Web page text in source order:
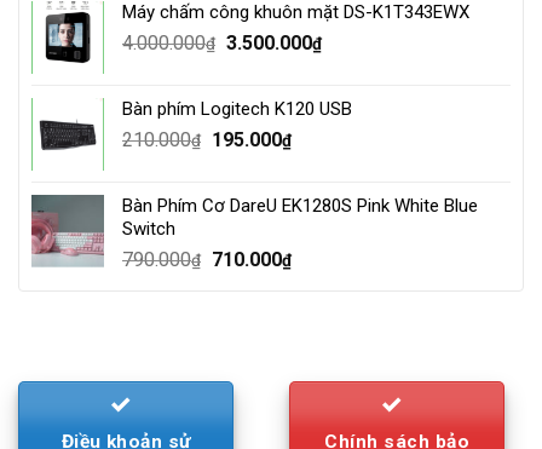
3.500.000₫.2.800.000₫.
Máy chấm công khuôn mặt DS-K1T343EWX
4.000.000₫ Original
4.000.000₫.
3.500.000₫Current
3.500.000₫.
Bàn phím Logitech K120 USB
210.000₫
Original
210.000₫.
195.000₫Current
195.000₫.
Bàn Phím Cơ DareU EK1280S Pink White Blue
Switch
790.000₫
Original
710.000₫Current
Điều khoản sử
Chính sách bảo